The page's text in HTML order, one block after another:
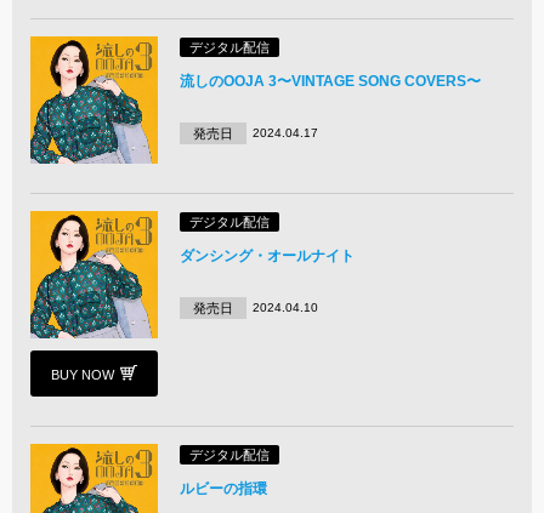
デジタル配信
流しのOOJA 3〜VINTAGE SONG COVERS〜
発売日 2024.04.17
BUY NOW
デジタル配信
ダンシング・オールナイト
発売日 2024.04.10
デジタル配信
ルビーの指環